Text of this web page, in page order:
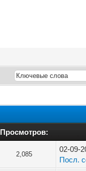
Просмотров:
2,085
02-09-
Посл.